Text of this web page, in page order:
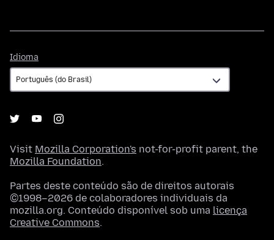
Idioma
Visit Mozilla Corporation's not-for-profit parent, the
Mozilla Foundation.
Partes deste conteúdo são de direitos autorais
©1998–2026 de colaboradores individuais da
mozilla.org. Conteúdo disponível sob uma licença
Creative Commons.